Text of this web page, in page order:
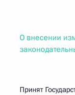
О внесении
Принят